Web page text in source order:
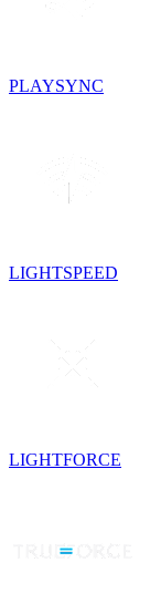
PLAYSYNC
LIGHTSPEED
LIGHTFORCE